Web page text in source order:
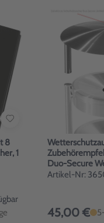
8
1
Artikel-Nr:
45,00 €